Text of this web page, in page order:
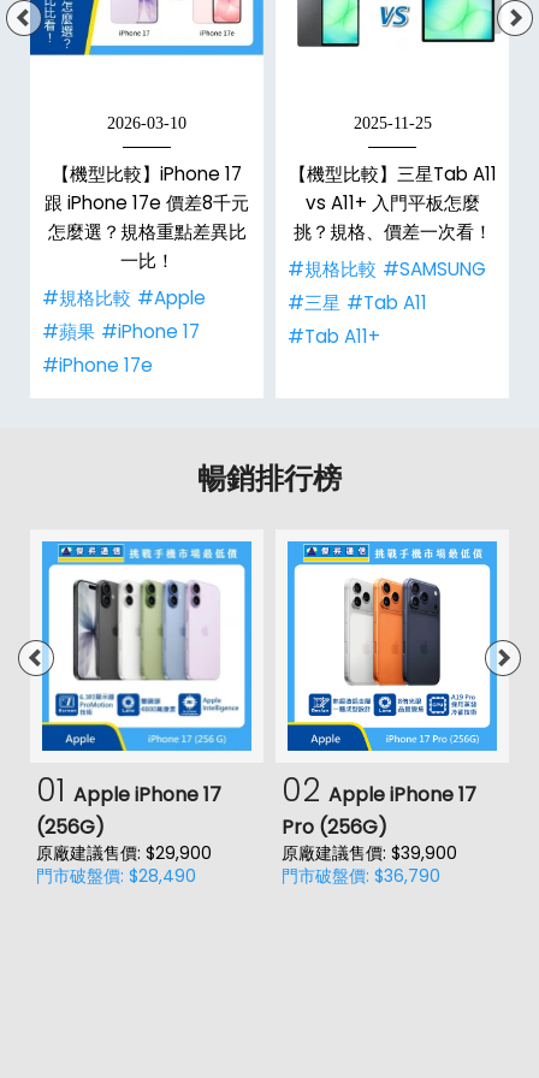
2026-03-10
【機型比較】iPhone 17
跟 iPhone 17e 價差8千元
怎麼選？規格重點差異比
一比！
#規格比較 #Apple
#蘋果 #iPhone 17
#iPhone 17e
2025-11-25
【機型比較】三星Tab A11
vs A11+ 入門平板怎麼
挑？規格、價差一次看！
#規格比較 #SAMSUNG
#三星 #Tab A11
#Tab A11+
暢銷排行榜
01 Apple iPhone 17
(256G)
原廠建議售價: $29,900
門市破盤價: $28,490
02 Apple iPhone 17
Pro (256G)
原廠建議售價: $39,900
門市破盤價: $36,790